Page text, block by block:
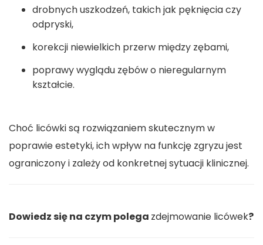
drobnych uszkodzeń, takich jak pęknięcia czy
odpryski,
korekcji niewielkich przerw między zębami,
poprawy wyglądu zębów o nieregularnym
kształcie.
Choć licówki są rozwiązaniem skutecznym w
poprawie estetyki, ich wpływ na funkcję zgryzu jest
ograniczony i zależy od konkretnej sytuacji klinicznej.
Dowiedz się na czym polega zdejmowanie licówek?